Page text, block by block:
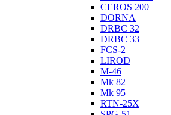
CEROS 200
DORNA
DRBC 32
DRBC 33
FCS-2
LIROD
M-46
Mk 82
Mk 95
RTN-25X